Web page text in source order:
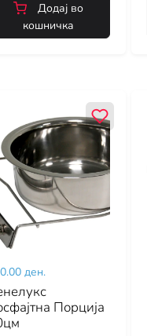
Додај во
кошничка
ден.
Порција